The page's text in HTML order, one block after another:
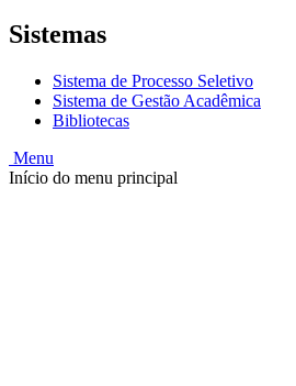
Sistemas
Sistema de Processo Seletivo
Sistema de Gestão Acadêmica
Bibliotecas
Menu
Início do menu principal